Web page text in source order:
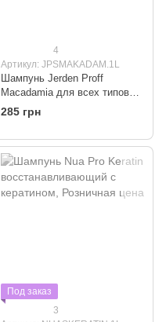
4
Артикул: JPSMAKADAM.1L
Шампунь Jerden Proff
Macadamia для всех типов
волос "Макадамия"
285 грн
Под заказ
3